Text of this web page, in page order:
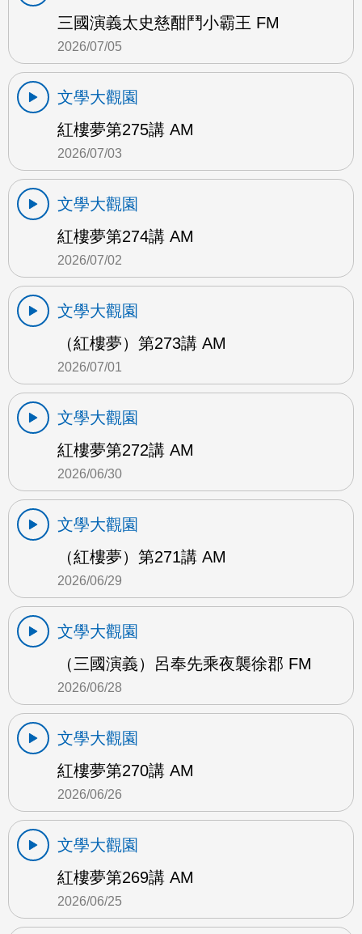
三國演義太史慈酣鬥小霸王 FM
2026/07/05
文學大觀園
紅樓夢第275講 AM
2026/07/03
文學大觀園
紅樓夢第274講 AM
2026/07/02
文學大觀園
（紅樓夢）第273講 AM
2026/07/01
文學大觀園
紅樓夢第272講 AM
2026/06/30
文學大觀園
（紅樓夢）第271講 AM
2026/06/29
文學大觀園
（三國演義）呂奉先乘夜襲徐郡 FM
2026/06/28
文學大觀園
紅樓夢第270講 AM
2026/06/26
文學大觀園
紅樓夢第269講 AM
2026/06/25